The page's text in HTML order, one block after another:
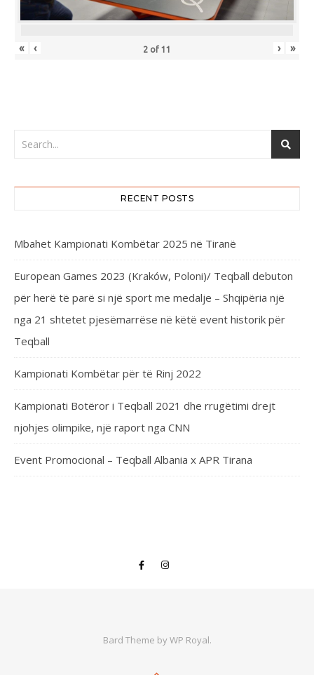
« ‹ 2 of 11 › »
RECENT POSTS
Mbahet Kampionati Kombëtar 2025 në Tiranë
European Games 2023 (Kraków, Poloni)/ Teqball debuton
për herë të parë si një sport me medalje – Shqipëria një
nga 21 shtetet pjesëmarrëse në këtë event historik për
Teqball
Kampionati Kombëtar për të Rinj 2022
Kampionati Botëror i Teqball 2021 dhe rrugëtimi drejt
njohjes olimpike, një raport nga CNN
Event Promocional – Teqball Albania x APR Tirana
Bard Theme byWP Royal.